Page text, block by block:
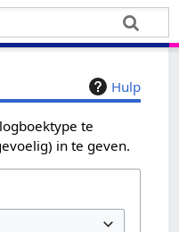
Hulp
te
in te geven.